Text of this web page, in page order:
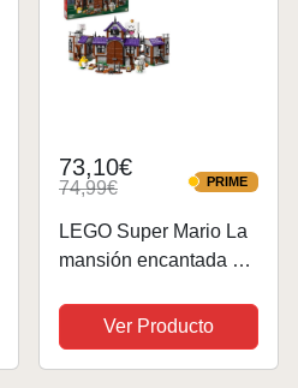
73,10€
74,99€ PRIME
PRIME
LEGO Super Mario La
mansión encantada del
Coleccionable de
Nintendo con Figura
de Bebé Yoshi, Regalo
Ver Producto